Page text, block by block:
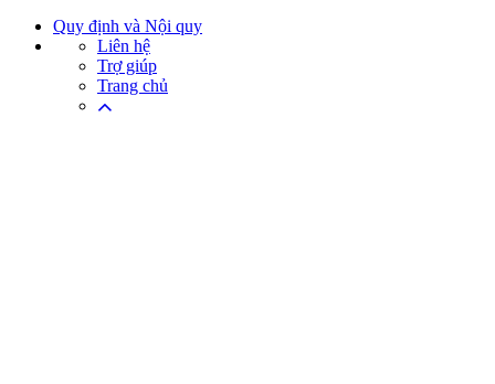
Quy định và Nội quy
Liên hệ
Trợ giúp
Trang chủ